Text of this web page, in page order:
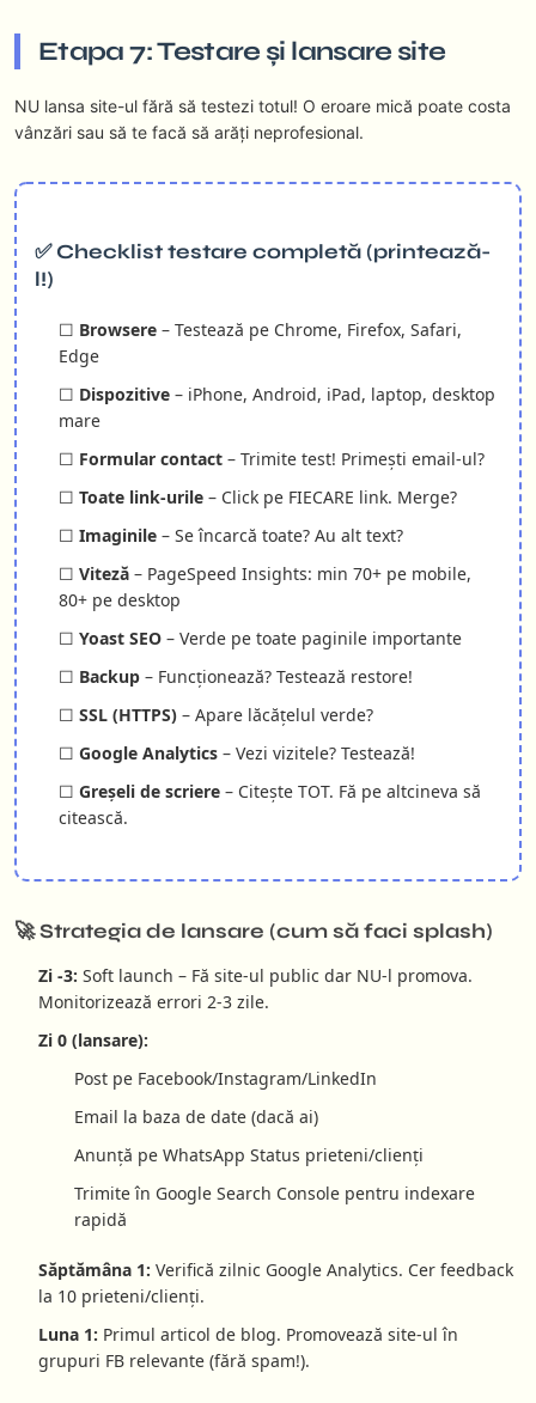
Etapa 7: Testare și lansare site
NU lansa site-ul fără să testezi totul! O eroare mică poate costa
vânzări sau să te facă să arăți neprofesional.
✅ Checklist testare completă (printează-
l!)
☐ Browsere – Testează pe Chrome, Firefox, Safari,
Edge
☐ Dispozitive – iPhone, Android, iPad, laptop, desktop
mare
☐ Formular contact – Trimite test! Primești email-ul?
☐ Toate link-urile – Click pe FIECARE link. Merge?
☐ Imaginile – Se încarcă toate? Au alt text?
☐ Viteză – PageSpeed Insights: min 70+ pe mobile,
80+ pe desktop
☐ Yoast SEO – Verde pe toate paginile importante
☐ Backup – Funcționează? Testează restore!
☐ SSL (HTTPS) – Apare lăcățelul verde?
☐ Google Analytics – Vezi vizitele? Testează!
☐ Greșeli de scriere – Citește TOT. Fă pe altcineva să
citească.
🚀 Strategia de lansare (cum să faci splash)
Zi -3: Soft launch – Fă site-ul public dar NU-l promova.
Monitorizează errori 2-3 zile.
Zi 0 (lansare):
Post pe Facebook/Instagram/LinkedIn
Email la baza de date (dacă ai)
Anunță pe WhatsApp Status prieteni/clienți
Trimite în Google Search Console pentru indexare
rapidă
Săptămâna 1: Verifică zilnic Google Analytics. Cer feedback
la 10 prieteni/clienți.
Luna 1: Primul articol de blog. Promovează site-ul în
grupuri FB relevante (fără spam!).